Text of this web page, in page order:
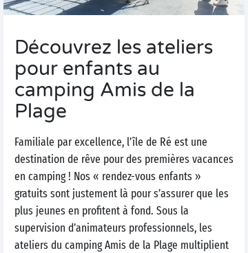
Découvrez les ateliers
pour enfants au
camping Amis de la
Plage
Familiale par excellence, l’île de Ré est une
destination de rêve pour des premières vacances
en camping ! Nos « rendez-vous enfants »
gratuits sont justement là pour s’assurer que les
plus jeunes en profitent à fond. Sous la
supervision d’animateurs professionnels, les
ateliers du camping Amis de la Plage multiplient